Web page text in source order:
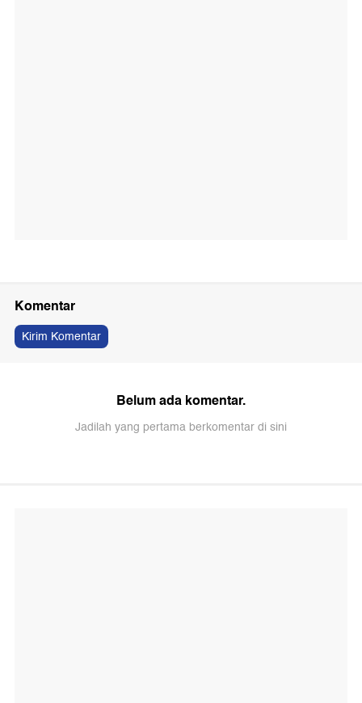
Komentar
Kirim Komentar
Belum ada komentar.
Jadilah yang pertama berkomentar di sini